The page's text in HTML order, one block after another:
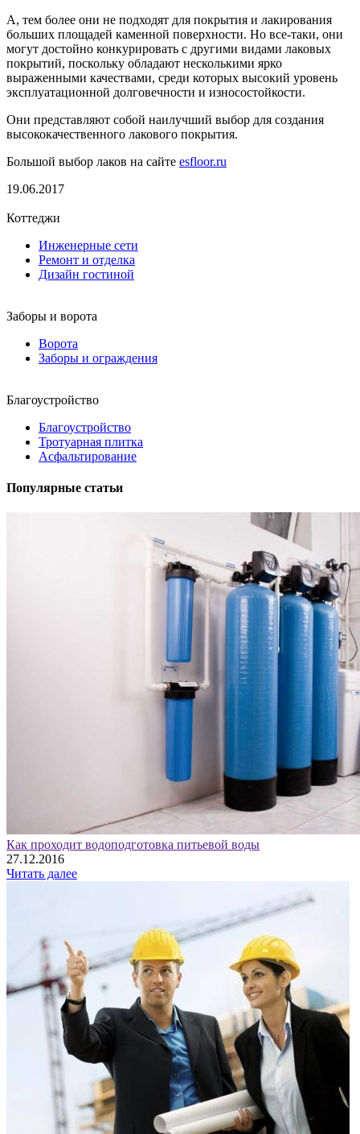
А, тем более они не подходят для покрытия и лакирования
больших площадей каменной поверхности. Но все-таки, они
могут достойно конкурировать с другими видами лаковых
покрытий, поскольку обладают несколькими ярко
выраженными качествами, среди которых высокий уровень
эксплуатационной долговечности и износостойкости.
Они представляют собой наилучший выбор для создания
высококачественного лакового покрытия.
Большой выбор лаков на сайте esfloor.ru
19.06.2017
Коттеджи
Инженерные сети
Ремонт и отделка
Дизайн гостиной
Заборы и ворота
Ворота
Заборы и ограждения
Благоустройство
Благоустройство
Тротуарная плитка
Асфальтирование
Популярные статьи
Как проходит водоподготовка питьевой воды
27.12.2016
Читать далее